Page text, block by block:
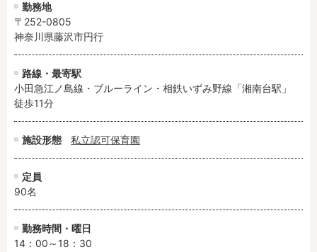
勤務地
〒252-0805
神奈川県藤沢市円行
路線・最寄駅
小田急江ノ島線・ブルーライン・相鉄いずみ野線「湘南台駅」
徒歩11分
施設形態 私立認可保育園
定員
90名
勤務時間・曜日
14：00～18：30